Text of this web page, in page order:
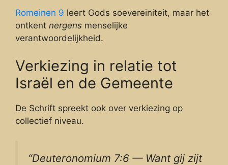
Romeinen 9 leert Gods soevereiniteit, maar het
ontkent nergens menselijke
verantwoordelijkheid.
Verkiezing in relatie tot
Israël en de Gemeente
De Schrift spreekt ook over verkiezing op
collectief niveau.
“Deuteronomium 7:6 — Want gij zijt